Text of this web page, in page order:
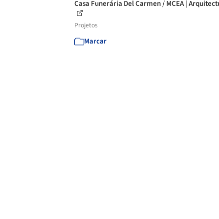
Casa Funerária Del Carmen / MCEA |
Projetos
Marcar